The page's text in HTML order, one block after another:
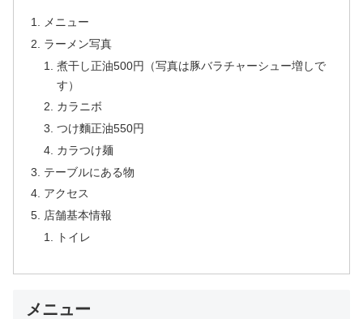
メニュー
ラーメン写真
煮干し正油500円（写真は豚バラチャーシュー増しで
す）
カラニボ
つけ麵正油550円
カラつけ麺
テーブルにある物
アクセス
店舗基本情報
トイレ
メニュー